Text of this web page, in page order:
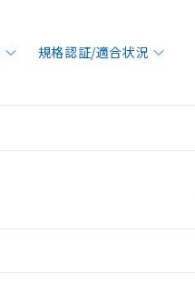
規格認証/適合状況